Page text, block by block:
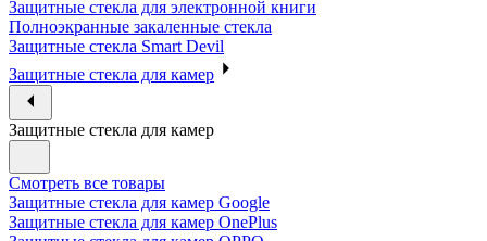
Защитные стекла для электронной книги
Полноэкранные закаленные стекла
Защитные стекла Smart Devil
Защитные стекла для камер
Защитные стекла для камер
Смотреть все товары
Защитные стекла для камер Google
Защитные стекла для камер OnePlus